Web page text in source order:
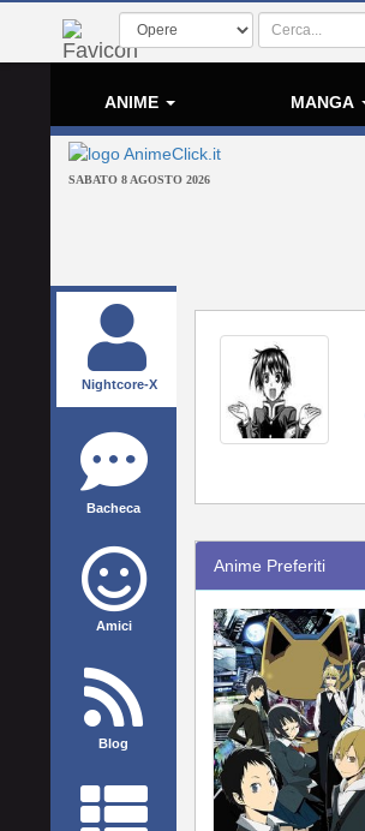
ANIME MANGA
SABATO 8 AGOSTO 2026
Nightcore-X
Bacheca
Amici
Blog
Anime Preferiti